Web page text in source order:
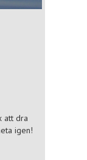
att dra
igen!